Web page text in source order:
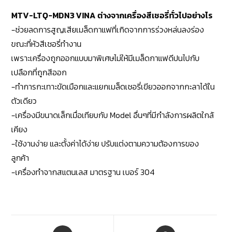
MTV-LTQ-MDN3 VINA ต่างจากเครื่องสีเชอรี่ทั่วไปอย่างไร
-ช่วยลดการสูญเสียเมล็ดกาแฟที่เกิดจากการร่วงหล่นลงร่อง
ขณะที่หัวสีเชอรี่ทำงาน
เพราะเครื่องถูกออกแบบมาพิเศษไม่ให้มีเมล็ดกาแฟดีปนไปกับ
เปลือกที่ถูกสีออก
-ทำการกะเทาะขัดเมือกและแยกเมล็ดเชอรี่เขียวออกจากกะลาได้ใน
ตัวเดียว
-เครื่องมีขนาดเล็กเมื่อเทียบกับ Model อื่นๆที่มีกำลังการผลิตใกล้
เคียง
-ใช้งานง่าย และตั้งค่าได้ง่าย ปรับแต่งตามความต้องการของ
ลูกค้า
-เครื่องทำจากสแตนเลส มาตรฐาน เบอร์ 304